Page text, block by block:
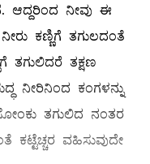
ಆದ್ದರಿಂದ ನೀವು ಈ
ಕಣ್ಣಿಗೆ ತಗುಲದಂತೆ
ತಗುಲಿದರೆ ತಕ್ಷಣ
ನೀರಿನಿಂದ ಕಂಗಳನ್ನು
ತಗುಲಿದ ನಂತರ
ಕಟ್ಟೆಚ್ಚರ ವಹಿಸುವುದೇ